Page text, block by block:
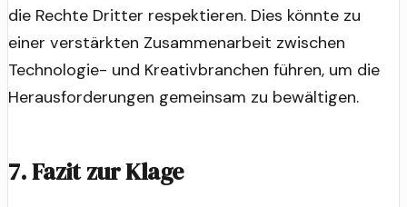
die Rechte Dritter respektieren. Dies könnte zu
einer verstärkten Zusammenarbeit zwischen
Technologie- und Kreativbranchen führen, um die
Herausforderungen gemeinsam zu bewältigen.
7. Fazit zur Klage